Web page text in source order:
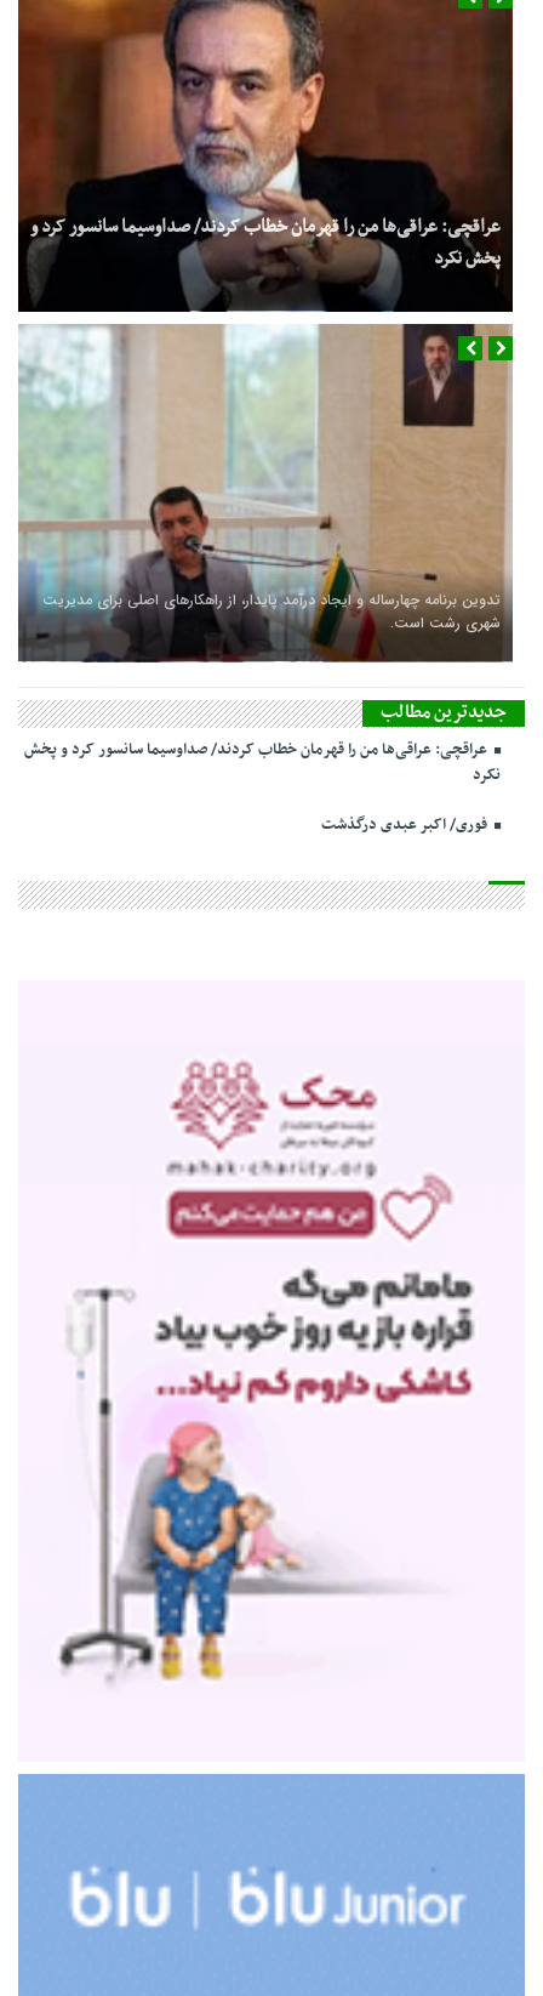
عراقچی: عراقی‌ها من را قهرمان خطاب کردند/ صداوسیما سانسور کرد و
پخش نکرد
تدوین برنامه چهارساله و ایجاد درآمد پایدار، از راهکارهای اصلی برای مدیریت
شهری رشت است.
جدیدترین مطالب
عراقچی: عراقی‌ها من را قهرمان خطاب کردند/ صداوسیما سانسور کرد و پخش
نکرد
فوری/ اکبر عبدی درگذشت